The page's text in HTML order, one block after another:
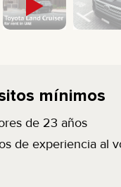
mínimos
de 23 años
de experiencia al